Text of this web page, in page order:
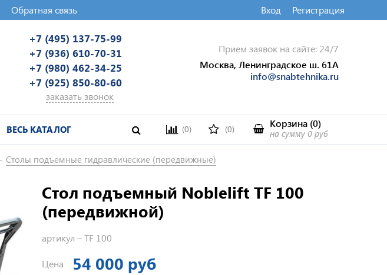
Обратная связь Вход Регистрация
+7 (495) 137-75-99
+7 (936) 610-70-31
+7 (980) 462-34-25
+7 (925) 850-80-60
заказать звонок
Прием заявок на сайте: 24/7
Москва, Ленинградское ш. 61А
info@snabtehnika.ru
ВЕСЬ КАТАЛОГ (0) (0) Корзина(0)
на сумму 0 руб
Столы подъемные гидравлические (передвижные)
Стол подъемный Noblelift TF 100
(передвижной)
артикул –TF 100
Цена 54 000 руб